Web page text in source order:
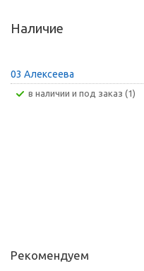
Наличие
03 Алексеева
В наличии и под заказ (1)
Рекомендуем